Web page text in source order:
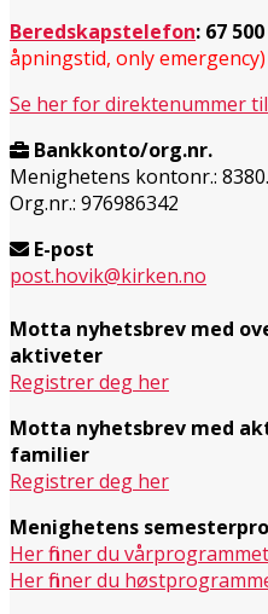
Beredskapstelefon: 67
åpningstid, only emergency)
Se her for direktenummer
Bankkonto/org.nr.
Menighetens kontonr.:
Org.nr.: 976986342
E-post
post.hovik@kirken.no
Motta nyhetsbrev med
aktiveter
Registrer deg her
Motta nyhetsbrev med
familier
Registrer deg her
Menighetens
Her finner du
Her finner du